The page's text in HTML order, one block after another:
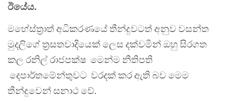
ඊයේය.
මහේස්ත්‍රාත් අධිකරණයේ තීන්දුවටත් අනුව වසන්ත
මුදලිගේ ත්‍රසතවාදියෙක් ලෙස දක්වමින් ඔහු සිරගත
කල රනිල් රාජපක්ෂ ‍ මෙන්ම නීතිපති
දෙපාර්තමේන්තුවට වරදක් කර ඇති බව මෙම
තීන්දුවෙන් සනාථ වේ.